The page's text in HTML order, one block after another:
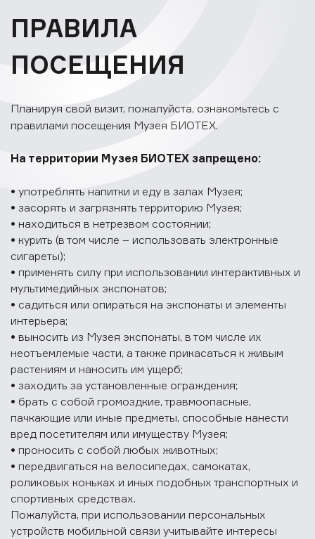
ПРАВИЛА
ПОСЕЩЕНИЯ
Планируя свой визит, пожалуйста, ознакомьтесь с
правилами посещения Музея БИОТЕХ.
На территории Музея БИОТЕХ запрещено:
• употреблять напитки и еду в залах Музея;
• засорять и загрязнять территорию Музея;
• находиться в нетрезвом состоянии;
• курить (в том числе – использовать электронные
сигареты);
• применять силу при использовании интерактивных и
мультимедийных экспонатов;
• садиться или опираться на экспонаты и элементы
интерьера;
• выносить из Музея экспонаты, в том числе их
неотъемлемые части, а также прикасаться к живым
растениям и наносить им ущерб;
• заходить за установленные ограждения;
• брать с собой громоздкие, травмоопасные,
пачкающие или иные предметы, способные нанести
вред посетителям или имуществу Музея;
• проносить с собой любых животных;
• передвигаться на велосипедах, самокатах,
роликовых коньках и иных подобных транспортных и
спортивных средствах.
Пожалуйста, при использовании персональных
устройств мобильной связи учитывайте интересы